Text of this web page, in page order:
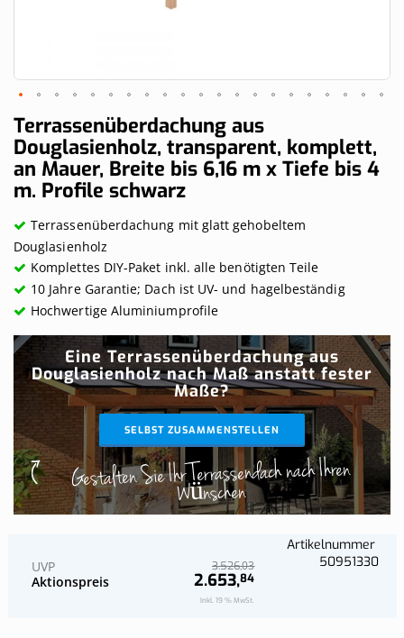
Skip
to
the
beginning
of
the
images
gallery
Terrassenüberdachung aus
Douglasienholz, transparent, komplett,
an Mauer, Breite bis 6,16 m x Tiefe bis 4
m. Profile schwarz
Terrassenüberdachung mit glatt gehobeltem
Douglasienholz
Komplettes DIY-Paket inkl. alle benötigten Teile
10 Jahre Garantie; Dach ist UV- und hagelbeständig
Hochwertige Aluminiumprofile
Eine Terrassenüberdachung aus
Douglasienholz nach Maß anstatt fester
Maße?
SELBST ZUSAMMENSTELLEN
Gestalten Sie Ihr Terrassendach nach Ihren
Wünschen
Aktionspreis 2.653,84
UVP 3.526,03
Inkl. 19 % MwSt.
Artikelnummer
50951330